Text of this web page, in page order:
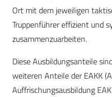
Ort mit dem jeweiligen
Truppenführer effizient und
zusammenzuarbeiten.
Diese Ausbildungsanteile
weiteren Anteile der EAKK
Auffrischungsausbildung